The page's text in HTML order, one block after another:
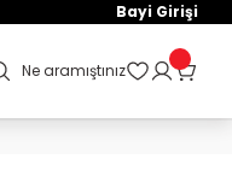
Bayi Girişi
Ne aramıştınız